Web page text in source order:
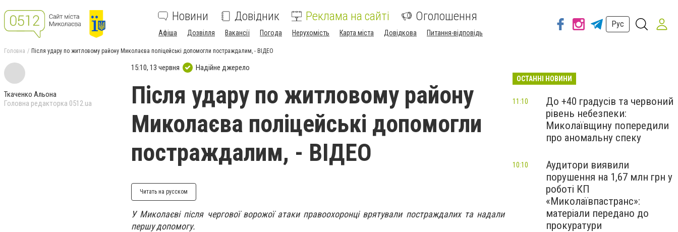
Новини Довідник Реклама на сайті Оголошення
Афіша Дозвілля Вакансії Погода Нерухомість Карта міста Довідкова Питання-відповідь
Рус
Головна Після удару по житловому району Миколаєва поліцейські допомогли постраждалим, - ВІДЕО
Ткаченко Альона
Головна редакторка 0512.ua
15:10, 13 червня Надійне джерело
Після удару по житловому району
Миколаєва поліцейські допомогли
постраждалим, - ВІДЕО
Читать на русском
У Миколаєві після чергової ворожої атаки правоохоронці врятували постраждалих та надали
першу допомогу.
ОСТАННІ НОВИНИ
До +40 градусів та червоний
рівень небезпеки:
Миколаївщину попередили
про аномальну спеку
11:10
Аудитори виявили
порушення на 1,67 млн грн у
роботі КП
«Миколаївпастранс»:
матеріали передано до
прокуратури
10:10